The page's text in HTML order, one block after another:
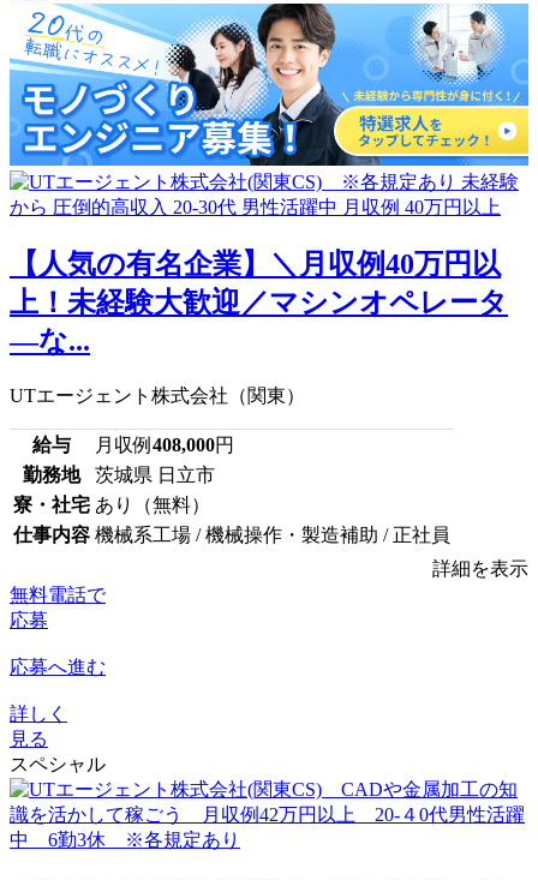
【人気の有名企業】＼月収例40万円以
上！未経験大歓迎／マシンオペレータ
―な...
UTエージェント株式会社（関東）
給与 月収例 408,000円
勤務地
茨城県 日立市
寮・社宅 あり（無料）
仕事内容 機械系工場 / 機械操作・製造補助 / 正社員
詳細を表示
無料電話で
応募
応募へ進む
詳しく
見る
スペシャル